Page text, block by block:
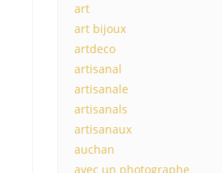
art
art bijoux
artdeco
artisanal
artisanale
artisanals
artisanaux
auchan
avec un photographe